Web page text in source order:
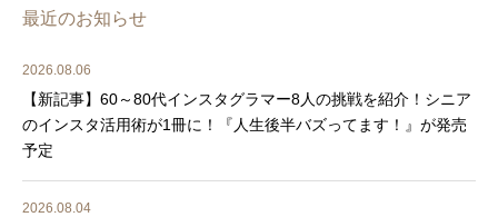
最近のお知らせ
2026.08.06
【新記事】60～80代インスタグラマー8人の挑戦を紹介！シニア
のインスタ活用術が1冊に！『人生後半バズってます！』が発売
予定
2026.08.04